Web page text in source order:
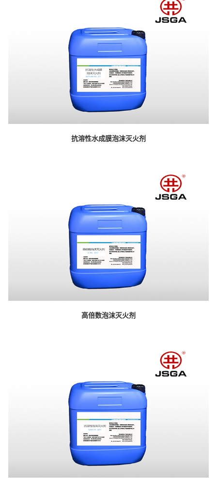
抗溶性水成膜泡沫灭火剂
高倍数泡沫灭火剂